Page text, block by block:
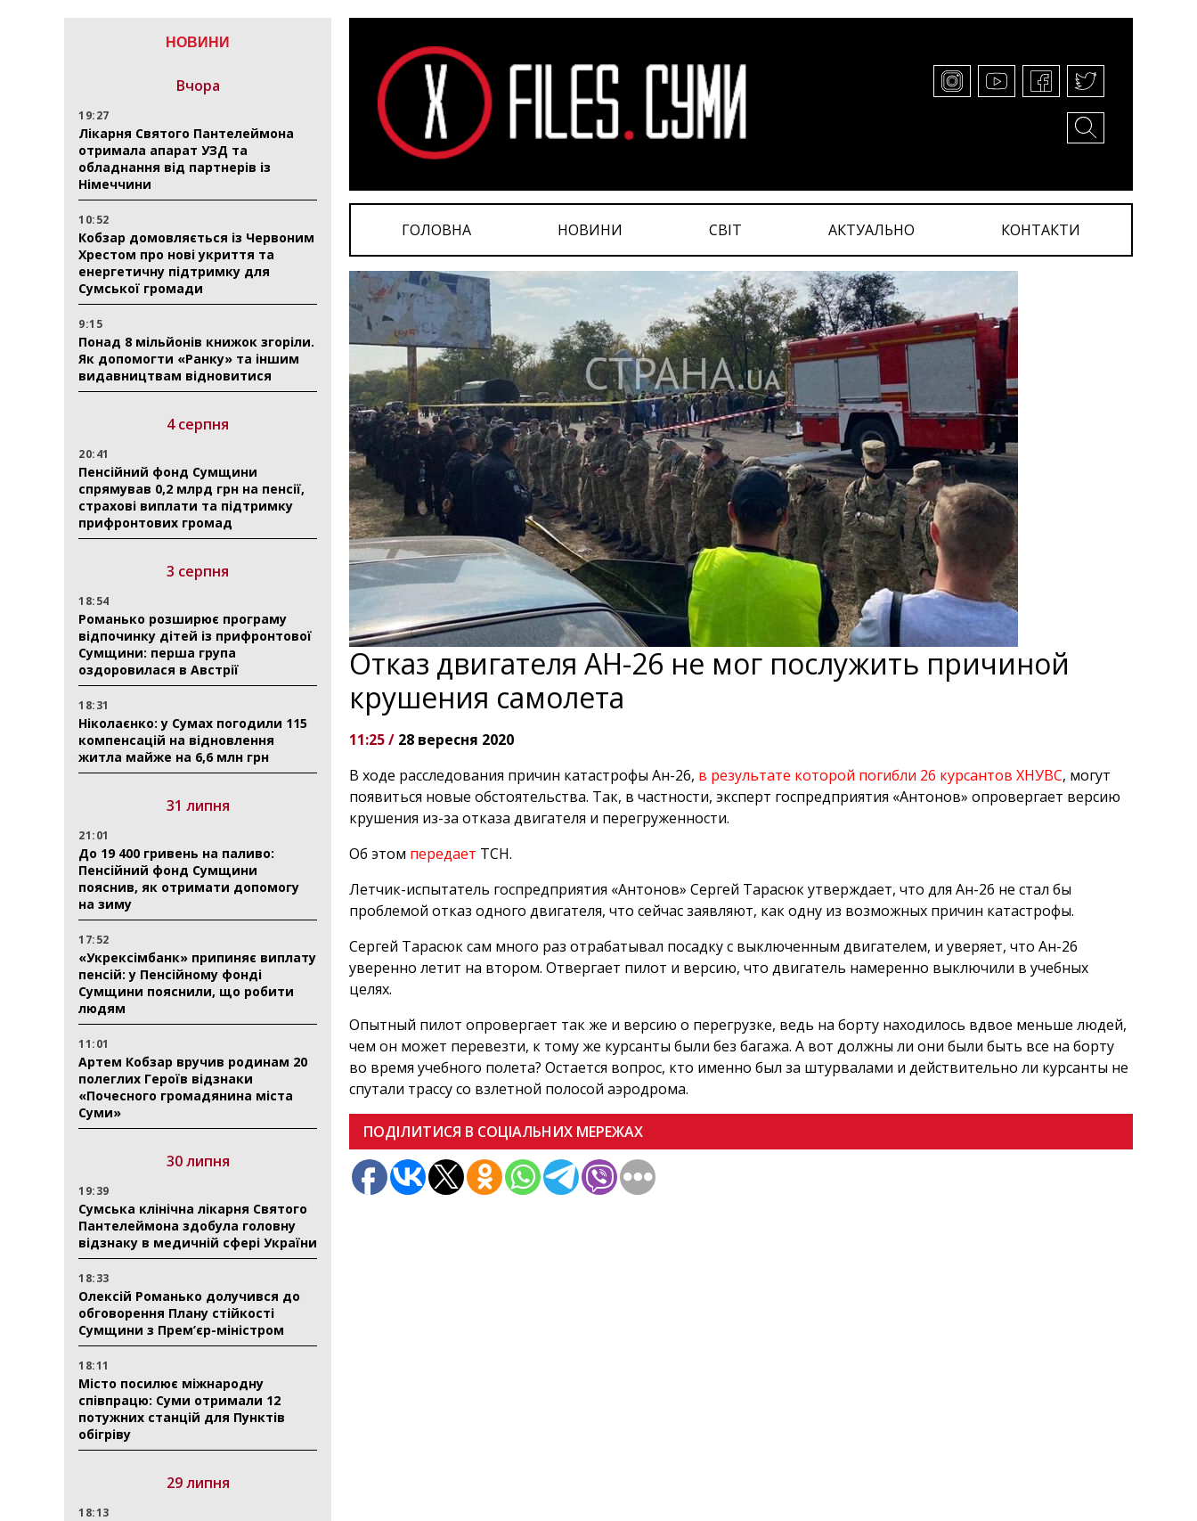
ГОЛОВНА НОВИНИ СВІТ АКТУАЛЬНО КОНТАКТИ
НОВИНИ
Вчора
19:27
Лікарня Святого Пантелеймона
отримала апарат УЗД та
обладнання від партнерів із
Німеччини
10:52
Кобзар домовляється із Червоним
Хрестом про нові укриття та
енергетичну підтримку для
Сумської громади
9:15
Понад 8 мільйонів книжок згоріли.
Як допомогти «Ранку» та іншим
видавництвам відновитися
4 серпня
20:41
Пенсійний фонд Сумщини
спрямував 0,2 млрд грн на пенсії,
страхові виплати та підтримку
прифронтових громад
3 серпня
18:54
Романько розширює програму
відпочинку дітей із прифронтової
Сумщини: перша група
оздоровилася в Австрії
18:31
Ніколаєнко: у Сумах погодили 115
компенсацій на відновлення
житла майже на 6,6 млн грн
31 липня
21:01
До 19 400 гривень на паливо:
Пенсійний фонд Сумщини
пояснив, як отримати допомогу
на зиму
17:52
«Укрексімбанк» припиняє виплату
пенсій: у Пенсійному фонді
Сумщини пояснили, що робити
людям
11:01
Артем Кобзар вручив родинам 20
полеглих Героїв відзнаки
«Почесного громадянина міста
Суми»
30 липня
19:39
Сумська клінічна лікарня Святого
Пантелеймона здобула головну
відзнаку в медичній сфері України
18:33
Олексій Романько долучився до
обговорення Плану стійкості
Сумщини з Прем’єр-міністром
18:11
Місто посилює міжнародну
співпрацю: Суми отримали 12
потужних станцій для Пунктів
обігріву
29 липня
18:13
Отказ двигателя АН-26 не мог послужить причиной
крушения самолета
11:25 / 28 вересня 2020
В ходе расследования причин катастрофы Ан-26, в результате которой погибли 26 курсантов ХНУВС, могут
появиться новые обстоятельства. Так, в частности, эксперт госпредприятия «Антонов» опровергает версию
крушения из-за отказа двигателя и перегруженности.
Об этом передает ТСН.
Летчик-испытатель госпредприятия «Антонов» Сергей Тарасюк утверждает, что для Ан-26 не стал бы
проблемой отказ одного двигателя, что сейчас заявляют, как одну из возможных причин катастрофы.
Сергей Тарасюк сам много раз отрабатывал посадку с выключенным двигателем, и уверяет, что Ан-26
уверенно летит на втором. Отвергает пилот и версию, что двигатель намеренно выключили в учебных
целях.
Опытный пилот опровергает так же и версию о перегрузке, ведь на борту находилось вдвое меньше людей,
чем он может перевезти, к тому же курсанты были без багажа. А вот должны ли они были быть все на борту
во время учебного полета? Остается вопрос, кто именно был за штурвалами и действительно ли курсанты не
спутали трассу со взлетной полосой аэродрома.
ПОДІЛИТИСЯ В СОЦІАЛЬНИХ МЕРЕЖАХ